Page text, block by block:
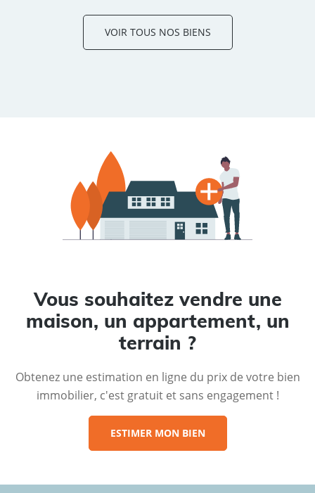
VOIR TOUS NOS BIENS
Vous souhaitez vendre une
maison, un appartement, un
terrain ?
Obtenez une estimation en ligne du prix de votre bien
immobilier, c'est gratuit et sans engagement !
ESTIMER MON BIEN